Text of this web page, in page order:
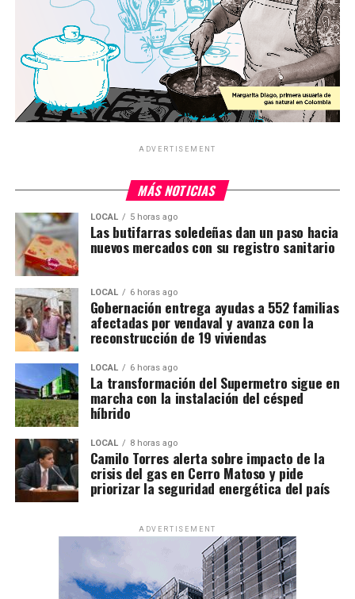
ADVERTISEMENT
MÁS NOTICIAS
LOCAL 5 horas ago
Las butifarras soledeñas dan un paso hacia
nuevos mercados con su registro sanitario
LOCAL 6 horas ago
Gobernación entrega ayudas a 552 familias
afectadas por vendaval y avanza con la
reconstrucción de 19 viviendas
LOCAL 6 horas ago
La transformación del Supermetro sigue en
marcha con la instalación del césped
híbrido
LOCAL 8 horas ago
Camilo Torres alerta sobre impacto de la
crisis del gas en Cerro Matoso y pide
priorizar la seguridad energética del país
ADVERTISEMENT